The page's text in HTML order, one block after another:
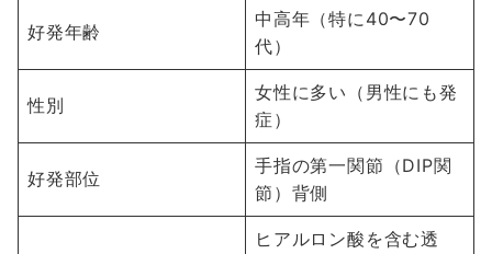
好発年齢
中高年（特に40〜70
代）
性別
女性に多い（男性にも発
症）
好発部位
手指の第一関節（DIP関
節）背側
ヒアルロン酸を含む透